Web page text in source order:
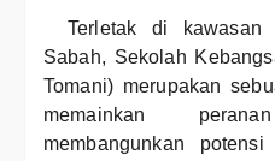
Terletak di
Sabah, Sekolah
Tomani) merupakan
memainkan
membangunkan